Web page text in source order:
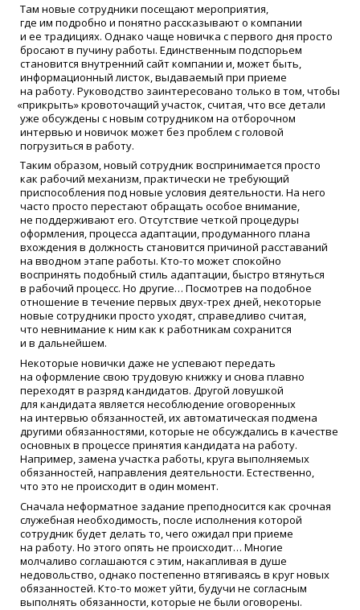
Там новые сотрудники посещают мероприятия,
где им подробно и понятно рассказывают о компании
и ее традициях. Однако чаще новичка с первого дня просто
бросают в пучину работы. Единственным подспорьем
становится внутренний сайт компании и, может быть,
информационный листок, выдаваемый при приеме
на работу. Руководство заинтересовано только в том, чтобы
«прикрыть» кровоточащий участок, считая, что все детали
уже обсуждены с новым сотрудником на отборочном
интервью и новичок может без проблем с головой
погрузиться в работу.
Таким образом, новый сотрудник воспринимается просто
как рабочий механизм, практически не требующий
приспособления под новые условия деятельности. На него
часто просто перестают обращать особое внимание,
не поддерживают его. Отсутствие четкой процедуры
оформления, процесса адаптации, продуманного плана
вхождения в должность становится причиной расставаний
на вводном этапе работы. Кто-то может спокойно
воспринять подобный стиль адаптации, быстро втянуться
в рабочий процесс. Но другие… Посмотрев на подобное
отношение в течение первых двух-трех дней, некоторые
новые сотрудники просто уходят, справедливо считая,
что невнимание к ним как к работникам сохранится
и в дальнейшем.
Некоторые новички даже не успевают передать
на оформление свою трудовую книжку и снова плавно
переходят в разряд кандидатов. Другой ловушкой
для кандидата является несоблюдение оговоренных
на интервью обязанностей, их автоматическая подмена
другими обязанностями, которые не обсуждались в качестве
основных в процессе принятия кандидата на работу.
Например, замена участка работы, круга выполняемых
обязанностей, направления деятельности. Естественно,
что это не происходит в один момент.
Сначала неформатное задание преподносится как срочная
служебная необходимость, после исполнения которой
сотрудник будет делать то, чего ожидал при приеме
на работу. Но этого опять не происходит… Многие
молчаливо соглашаются с этим, накапливая в душе
недовольство, однако постепенно втягиваясь в круг новых
обязанностей. Кто-то может уйти, будучи не согласным
выполнять обязанности, которые не были оговорены.